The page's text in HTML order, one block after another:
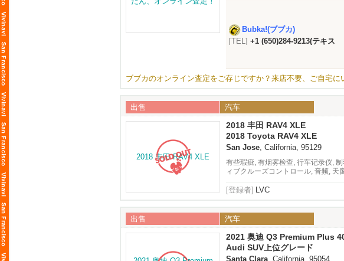
Bubka!(ブブカ)
[TEL] +1 (650)284-9213(テキス
ブブカのオンライン査定をご存じですか？来店不要、ご自宅に
出售 汽车
2018 丰田 RAV4 XLE
2018 Toyota RAV4 XLE
San Jose, California, 95129
有些瑕疵, 有烟雾检查, 行车记录仪,
ィブクルーズコントロール, 音频, 天
[登録者] LVC
出售 汽车
2021 奥迪 Q3 Premium Plus
(2.0T)
Audi SUV上位グレード
Santa Clara , California, 95054